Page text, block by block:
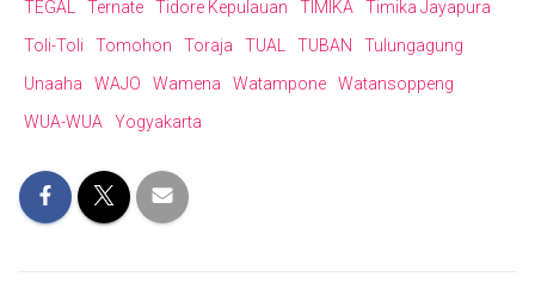
TEGAL
Ternate Tidore Kepulauan TIMIKA
Timika Jayapura
Toli-Toli
Tomohon Toraja TUAL TUBAN
Tulungagung
Unaaha
WAJO Wamena Watampone
Watansoppeng
WUA-WUA
Yogyakarta